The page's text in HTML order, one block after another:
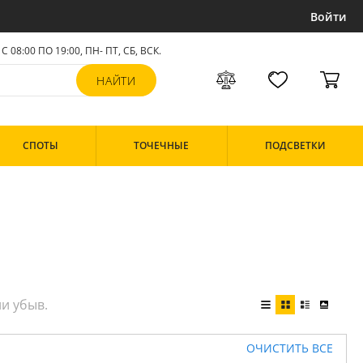
Войти
С 08:00 ПО 19:00, ПН- ПТ, СБ, ВСК.
СПОТЫ ТОЧЕЧНЫЕ ПОДСВЕТКИ
ОЧИСТИТЬ ВСЕ